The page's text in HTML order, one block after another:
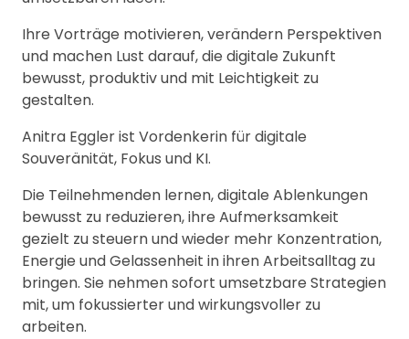
Ihre Vorträge motivieren, verändern Perspektiven
und machen Lust darauf, die digitale Zukunft
bewusst, produktiv und mit Leichtigkeit zu
gestalten.
Anitra Eggler ist Vordenkerin für digitale
Souveränität, Fokus und KI.
Die Teilnehmenden lernen, digitale Ablenkungen
bewusst zu reduzieren, ihre Aufmerksamkeit
gezielt zu steuern und wieder mehr Konzentration,
Energie und Gelassenheit in ihren Arbeitsalltag zu
bringen. Sie nehmen sofort umsetzbare Strategien
mit, um fokussierter und wirkungsvoller zu
arbeiten.